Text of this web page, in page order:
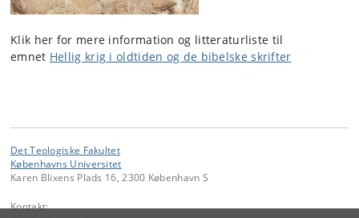
Klik her for mere information og litteraturliste til
emnet Hellig krig i oldtiden og de bibelske skrifter
Det Teologiske Fakultet
Københavns Universitet
Karen Blixens Plads 16, 2300 København S
Kontakt: